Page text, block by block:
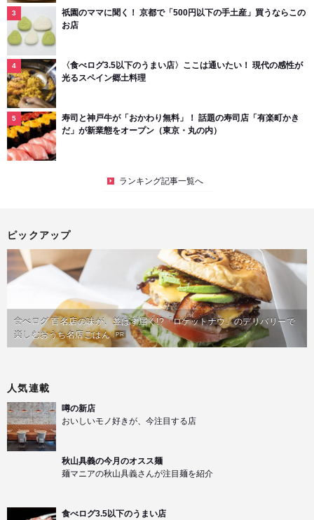
祇園のママに聞く！ 京都で「500円以下の手土産」買うならこの
お店
〈食べログ3.5以下のうまい店〉ここは通いたい！ 現代の感性が
光るスペイン郷土料理
寿司と神戸牛が「おかわり無料」！ 話題の寿司店「有楽町かき
だ」が新業態をオープン（東京・丸の内）
ランキング記事一覧へ
ピックアップ
食べログ 百名店の味が、並ばず届く!?「ロケットナウ」のデリバリーで
楽しむおうち名店ごはん PR
人気連載
噂の新店
おいしいモノ好きが、今注目する店
秋山具義の今月のオスス麺
麺マニアの秋山具義さんが注目麺を紹介
食べログ3.5以下のうまい店